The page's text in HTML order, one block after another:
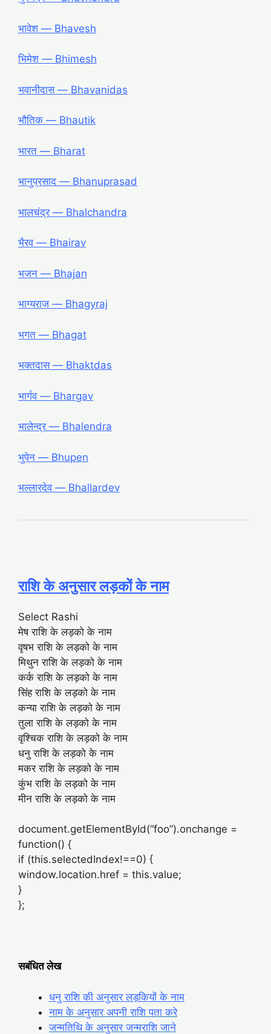
भावेश ― Bhavesh
भिमेश ― Bhimesh
भवानीदास ― Bhavanidas
भौतिक ― Bhautik
भारत ― Bharat
भानुप्रसाद ― Bhanuprasad
भालचंद्र ― Bhalchandra
भैरव ― Bhairav
भजन ― Bhajan
भाग्यराज ― Bhagyraj
भगत ― Bhagat
भक्तदास ― Bhaktdas
भार्गव ― Bhargav
भालेन्द्र ― Bhalendra
भुपेन ― Bhupen
भल्लारदेव ― Bhallardev
राशि के अनुसार लड़कों के नाम
Select Rashi
मेष राशि के लड़को के नाम
वृषभ राशि के लड़को के नाम
मिथुन राशि के लड़को के नाम
कर्क राशि के लड़को के नाम
सिंह राशि के लड़को के नाम
कन्या राशि के लड़को के नाम
तुला राशि के लड़को के नाम
वृश्चिक राशि के लड़को के नाम
धनु राशि के लड़को के नाम
मकर राशि के लड़को के नाम
कुंभ राशि के लड़को के नाम
मीन राशि के लड़को के नाम
document.getElementById(“foo”).onchange =
function() {
if (this.selectedIndex!==0) {
window.location.href = this.value;
}
};
सबंधित लेख
धनु राशि की अनुसार लड़कियों के नाम
नाम के अनुसार अपनी राशि पता करे
जन्मतिथि के अनुसार जन्मराशि जाने